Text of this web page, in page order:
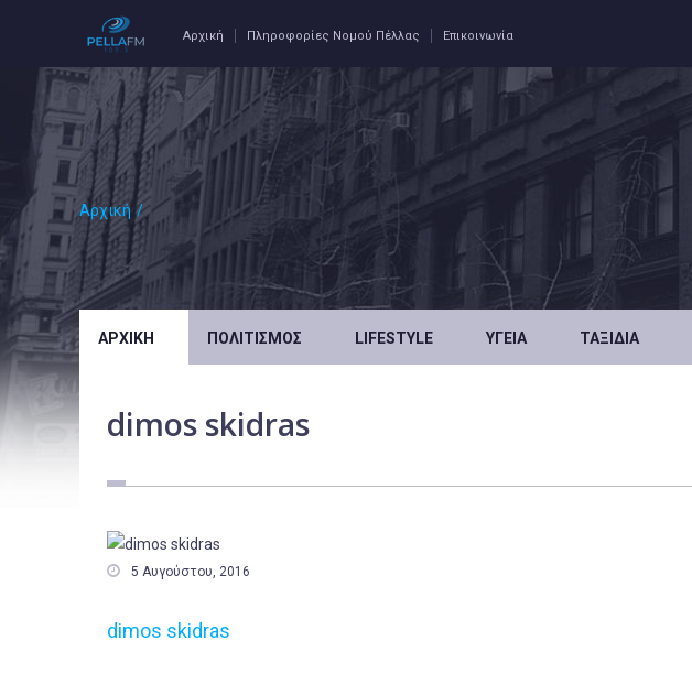
Αρχική Πληροφορίες Νομού Πέλλας Επικοινωνία
Αρχική /
ΑΡΧΙΚΉ ΠΟΛΙΤΙΣΜΌΣ LIFESTYLE ΥΓΕΊΑ ΤΑΞΊΔΙΑ
dimos skidras
 5 Αυγούστου, 2016
dimos skidras